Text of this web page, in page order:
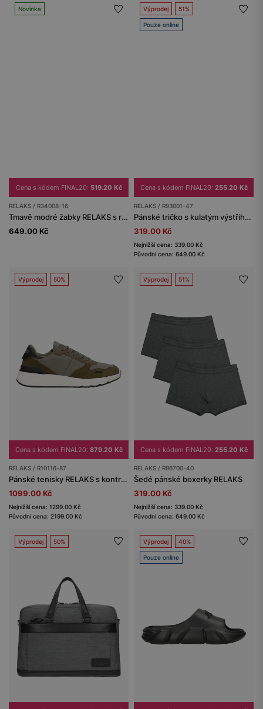
Novinka
Cena s kódem FINAL20: 519.20 Kč
RELAKS / R34008-16
Tmavě modré žabky RELAKS s reliéfním logem
649.00 Kč
Výprodej 51%
Pouze online
Cena s kódem FINAL20: 255.20 Kč
RELAKS / R93001-47
Pánské tričko s kulatým výstřihem khaki
319.00 Kč
Nejnižší cena: 339.00 Kč
Původní cena: 649.00 Kč
Výprodej 50%
Cena s kódem FINAL20: 879.20 Kč
RELAKS / R10116-87
Pánské tenisky RELAKS s kontrastní podrážkou a vsadkami ze semišové useně
1099.00 Kč
Nejnižší cena: 1299.00 Kč
Původní cena: 2199.00 Kč
Výprodej 51%
Cena s kódem FINAL20: 255.20 Kč
RELAKS / R96700-40
Šedé pánské boxerky RELAKS
319.00 Kč
Nejnižší cena: 339.00 Kč
Původní cena: 649.00 Kč
Výprodej 50% Výprodej 40%
Pouze online